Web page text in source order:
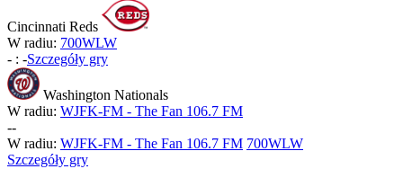
Cincinnati Reds
W radiu: 700WLW
- : -Szczegóły gry
Washington Nationals
W radiu: WJFK-FM - The Fan 106.7 FM
--
W radiu: WJFK-FM - The Fan 106.7 FM 700WLW
Szczegóły gry